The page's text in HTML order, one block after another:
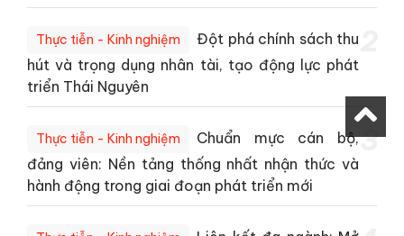
Thực tiễn - Kinh nghiệm
Đột phá chính sách thu
hút và trọng dụng nhân tài, tạo động lực phát
triển Thái Nguyên
Thực tiễn - Kinh nghiệm
Chuẩn mực cán bộ,
đảng viên: Nền tảng thống nhất nhận thức và
hành động trong giai đoạn phát triển mới
3